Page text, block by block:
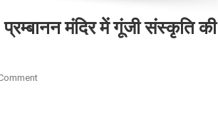
प्रम्बानन मंदिर में गूंजी संस्कृति
On